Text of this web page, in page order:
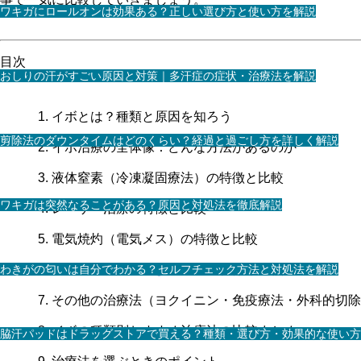
ワキガにロールオンは効果ある？正しい選び方と使い方を解説
おしりの汗がすごい原因と対策｜多汗症の症状・治療法を解説
剪除法のダウンタイムはどのくらい？経過と過ごし方を詳しく解説
ワキガは突然なることがある？原因と対処法を徹底解説
わきがの匂いは自分でわかる？セルフチェック方法と対処法を解説
脇汗パッドはドラッグストアで買える？種類・選び方・効果的な使い
目次
イボとは？種類と原因を知ろう
イボ治療の全体像：どんな方法があるのか
液体窒素（冷凍凝固療法）の特徴と比較
レーザー治療の特徴と比較
電気焼灼（電気メス）の特徴と比較
外用薬・内服薬による治療の特徴と比較
その他の治療法（ヨクイニン・免疫療法・外科的切除
イボの種類別おすすめ治療法の比較まとめ